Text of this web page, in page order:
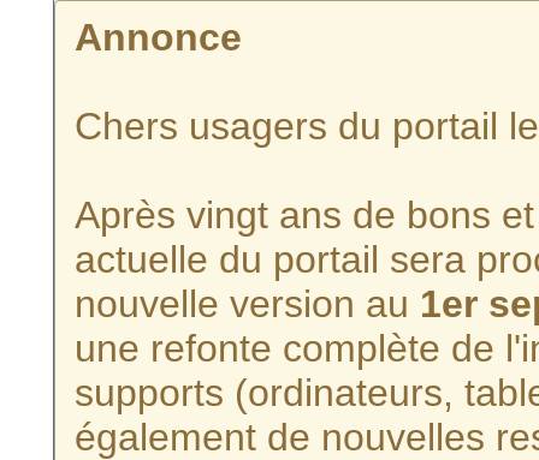
Annonce
Chers usagers du portail
Après vingt ans de bons
actuelle du portail sera
nouvelle version au 1er
une refonte complète de
supports (ordinateurs,
également de nouvelles